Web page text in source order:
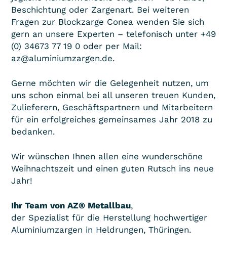
Beschichtung oder Zargenart. Bei weiteren
Fragen zur Blockzarge Conea wenden Sie sich
gern an unsere Experten – telefonisch unter +49
(0) 34673 77 19 0 oder per Mail:
az@aluminiumzargen.de.
Gerne möchten wir die Gelegenheit nutzen, um
uns schon einmal bei all unseren treuen Kunden,
Zulieferern, Geschäftspartnern und Mitarbeitern
für ein erfolgreiches gemeinsames Jahr 2018 zu
bedanken.
Wir wünschen Ihnen allen eine wunderschöne
Weihnachtszeit und einen guten Rutsch ins neue
Jahr!
Ihr Team von AZ® Metallbau,
der Spezialist für die Herstellung hochwertiger
Aluminiumzargen in Heldrungen, Thüringen­.